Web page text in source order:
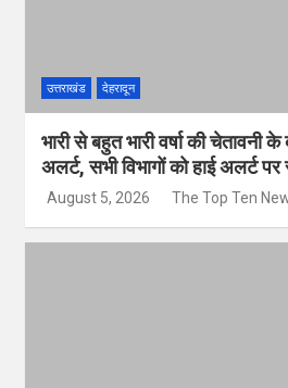
उत्तराखंड देहरादून
भारी से बहुत भारी वर्षा की चेतावनी
अलर्ट, सभी विभागों को हाई अलर्ट
August 5, 2026 The Top Ten